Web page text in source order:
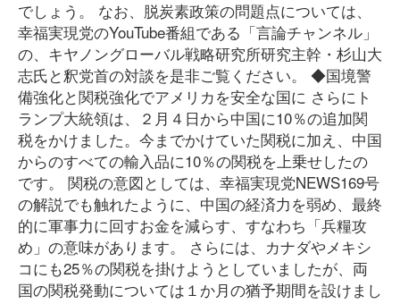
でしょう。 なお、脱炭素政策の問題点については、
幸福実現党のYouTube番組である「言論チャンネル」
の、キヤノングローバル戦略研究所研究主幹・杉山大
志氏と釈党首の対談を是非ご覧ください。 ◆国境警
備強化と関税強化でアメリカを安全な国に さらにト
ランプ大統領は、２月４日から中国に10％の追加関
税をかけました。今までかけていた関税に加え、中国
からのすべての輸入品に10％の関税を上乗せしたの
です。 関税の意図としては、幸福実現党NEWS169号
の解説でも触れたように、中国の経済力を弱め、最終
的に軍事力に回すお金を減らす、すなわち「兵糧攻
め」の意味があります。 さらには、カナダやメキシ
コにも25％の関税を掛けようとしていましたが、両
国の関税発動については１か月の猶予期間を設けまし